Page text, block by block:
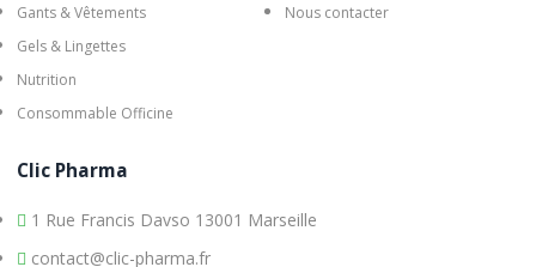
Gants & Vêtements
Gels & Lingettes
Nutrition
Consommable Officine
Nous contacter
Clic Pharma
1 Rue Francis Davso 13001 Marseille
contact@clic-pharma.fr